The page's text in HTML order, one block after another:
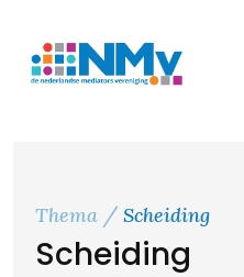
Thema Scheiding
Scheiding